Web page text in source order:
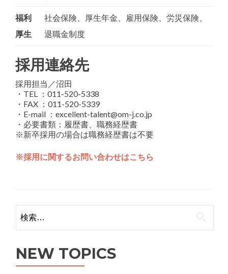
福利
厚生
社会保険、厚生年金、雇用保険、労災保険、
退職金制度
採用連絡先
採用担当／沼田
・TEL ：011-520-5338
・FAX ：011-520-5339
・E-mail ：excellent-talent@om-j.co.jp
・必要書類：履歴書、職務経歴書
※新卒採用の場合は職務経歴書は不要
※採用に関するお問い合わせはこちら
索:
NEW TOPICS